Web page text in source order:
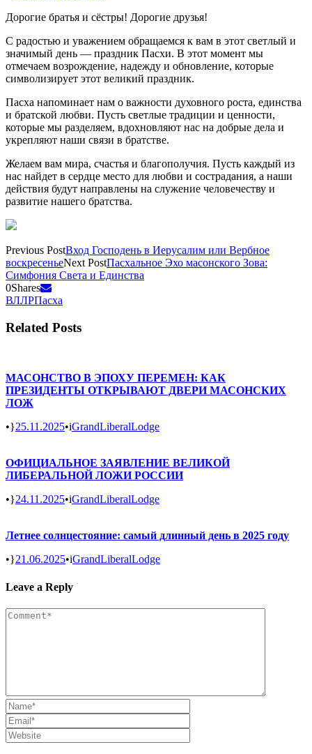
Дорогие братья и сёстры! Дорогие друзья!
С радостью и уважением обращаемся к вам в этот светлый и
значимый день — праздник Пасхи. В этот момент мы
отмечаем возрождение, надежду и обновление, которые
символизирует этот великий праздник.
Пасха напоминает нам о важности духовного роста, единства
и братской любви. Пусть светлые традиции и ценности,
которые мы разделяем, вдохновляют нас на добрые дела и
укрепляют наши связи в братстве.
Желаем вам мира, счастья и благополучия. Пусть каждый из
нас найдет в сердце место для любви и сострадания, а наши
действия будут направлены на служение человечеству и
развитие нашего братства.
Previous PostВход Господень в Иерусалим или Вербное
воскресеньеNext PostПасхальное Эхо масонского Зова:
Симфония Света и Единства
0Shares
ВЛЛРПасха
Related Posts
МАСОНСТВО В ЭПОХУ ПЕРЕМЕН: КАК
ПРЕЗИДЕНТЫ ОТКРЫВАЮТ ДВЕРИ МАСОНСКИХ
ЛОЖ
• 25.11.2025• GrandLiberalLodge
ОФИЦИАЛЬНОЕ ЗАЯВЛЕНИЕ ВЕЛИКОЙ
ЛИБЕРАЛЬНОЙ ЛОЖИ РОССИИ
• 24.11.2025• GrandLiberalLodge
Летнее солнцестояние: самый длинный день в 2025 году
• 21.06.2025• GrandLiberalLodge
Leave a Reply